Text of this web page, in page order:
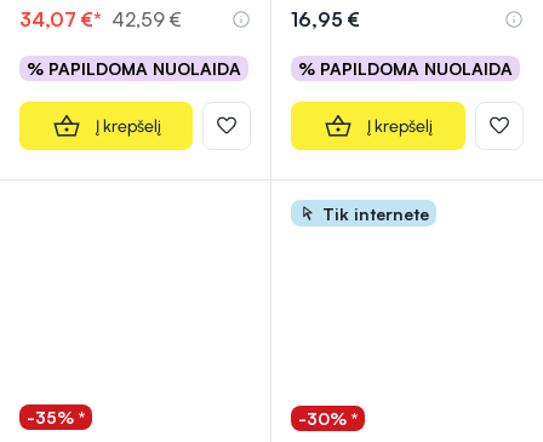
34,07 €* 42,59 €
% PAPILDOMA NUOLAIDA
Į krepšelį
16,95 €
% PAPILDOMA NUOLAIDA
Į krepšelį
-35% *
Tik internete
-30% *